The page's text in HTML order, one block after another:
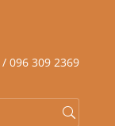
/ 096 309 2369